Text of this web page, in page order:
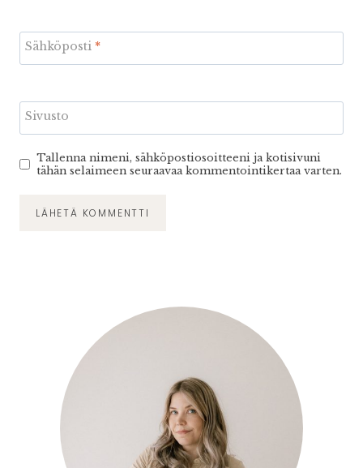
Sähköposti *
Sivusto
Tallenna nimeni, sähköpostiosoitteeni ja kotisivuni
tähän selaimeen seuraavaa kommentointikertaa varten.